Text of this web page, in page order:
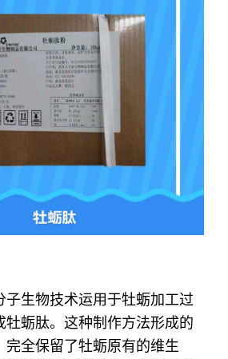
子生物技术运用于牡蛎加工过
牡蛎肽。这种制作方法形成的
完全保留了牡蛎原有的维生